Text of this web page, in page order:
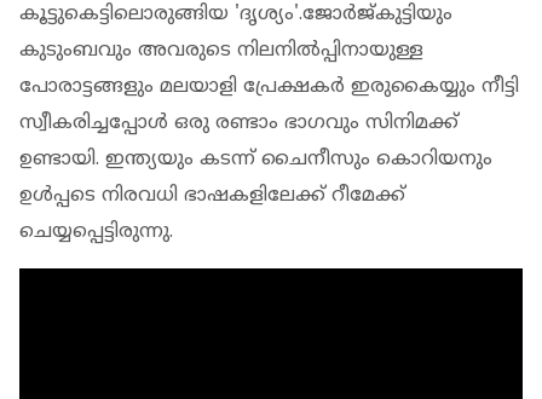
കൂട്ടുകെട്ടിലൊരുങ്ങിയ 'ദൃശ്യം'.ജോര്‍ജ്കുട്ടിയും
കുടുംബവും അവരുടെ നിലനില്‍പ്പിനായുള്ള
പോരാട്ടങ്ങളും മലയാളി പ്രേക്ഷകര്‍ ഇരുകൈയ്യും നീട്ടി
സ്വീകരിച്ചപ്പോള്‍ ഒരു രണ്ടാം ഭാഗവും സിനിമക്ക്
ഉണ്ടായി. ഇന്ത്യയും കടന്ന് ചൈനീസും കൊറിയനും
ഉള്‍പ്പടെ നിരവധി ഭാഷകളിലേക്ക് റീമേക്ക്
ചെയ്യപ്പെട്ടിരുന്നു.